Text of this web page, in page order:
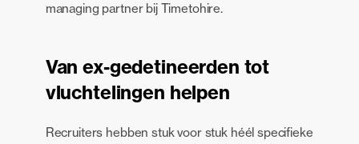
managing partner bij Timetohire.
Van ex-gedetineerden tot
vluchtelingen helpen
Recruiters hebben stuk voor stuk héél specifieke